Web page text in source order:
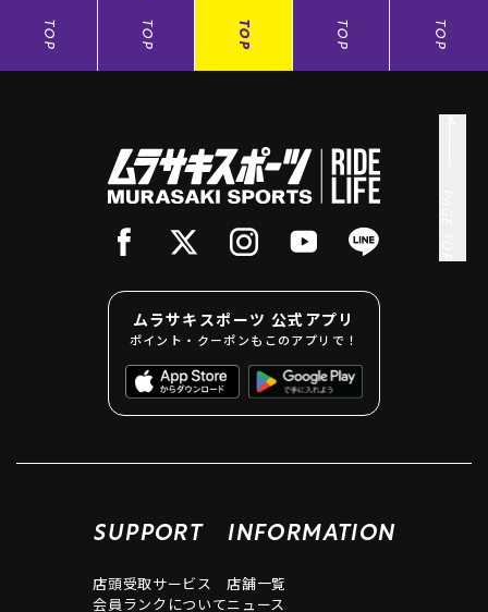
TOP TOP TOP TOP TOP
ムラサキスポーツ 公式アプリ
ポイント・クーポンもこのアプリで！
SUPPORT
店頭受取サービス
会員ランクについて
INFORMATION
店舗一覧
ニュース